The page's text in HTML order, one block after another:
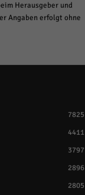
Herausgeber und
Angaben erfolgt ohne
7825
4411
3797
2896
2805